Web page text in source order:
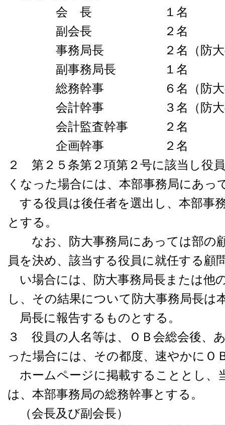
会 長 １名
副会長 ２名
事務局長 ２名（防大事務
副事務局長 １名
総務幹事 ６名（防大事務
会計幹事 ３名（防大事務
会計監査幹事 ２名
企画幹事 ２名
２ 第２５条第２項第２号に該当し役
くなった場合には、本部事務局にあっ
する役員は後任者を選出し、本部事
とする。
なお、防大事務局にあっては部の
員を決め、該当する役員に就任する顧
い場合には、防大事務局長または他
し、その結果について防大事務局長は
局長に報告するものとする。
３ 役員の人名等は、ＯＢ会総会後、
った場合には、その都度、速やかにＯ
ホームページに掲載することとし、
は、本部事務局の総務幹事とする。
（会長及び副会長）